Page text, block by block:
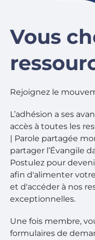
Vous
Rejoignez le
L’adhésion a ses
accès à toutes les
| Parole partagée
partager l’Évangile
Postulez pour
afin d'alimenter
et d'accéder à nos
exceptionnelles.
Une fois membre,
formulaires de